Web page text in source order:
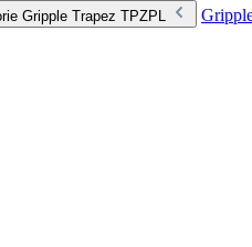
Gripple Trapez TPZPL